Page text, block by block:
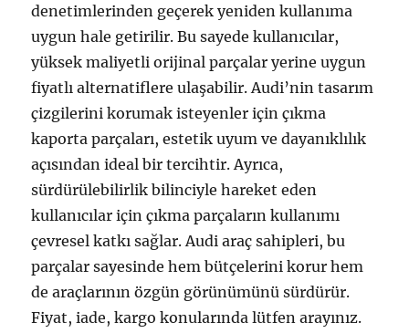
denetimlerinden geçerek yeniden kullanıma
uygun hale getirilir. Bu sayede kullanıcılar,
yüksek maliyetli orijinal parçalar yerine uygun
fiyatlı alternatiflere ulaşabilir. Audi’nin tasarım
çizgilerini korumak isteyenler için çıkma
kaporta parçaları, estetik uyum ve dayanıklılık
açısından ideal bir tercihtir. Ayrıca,
sürdürülebilirlik bilinciyle hareket eden
kullanıcılar için çıkma parçaların kullanımı
çevresel katkı sağlar. Audi araç sahipleri, bu
parçalar sayesinde hem bütçelerini korur hem
de araçlarının özgün görünümünü sürdürür.
Fiyat, iade, kargo konularında lütfen arayınız.